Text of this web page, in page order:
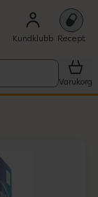
Kundklubb Recept
Varukorg